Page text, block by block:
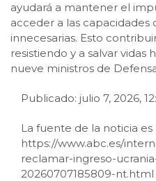
ayudará a mantener el
acceder a las capacidades
innecesarias. Esto
resistiendo y a salvar vidas
nueve ministros de
Publicado: julio 7, 2026,
La fuente de la noticia es
https://www.abc.es/
reclamar-ingreso-
20260707185809-nt.html